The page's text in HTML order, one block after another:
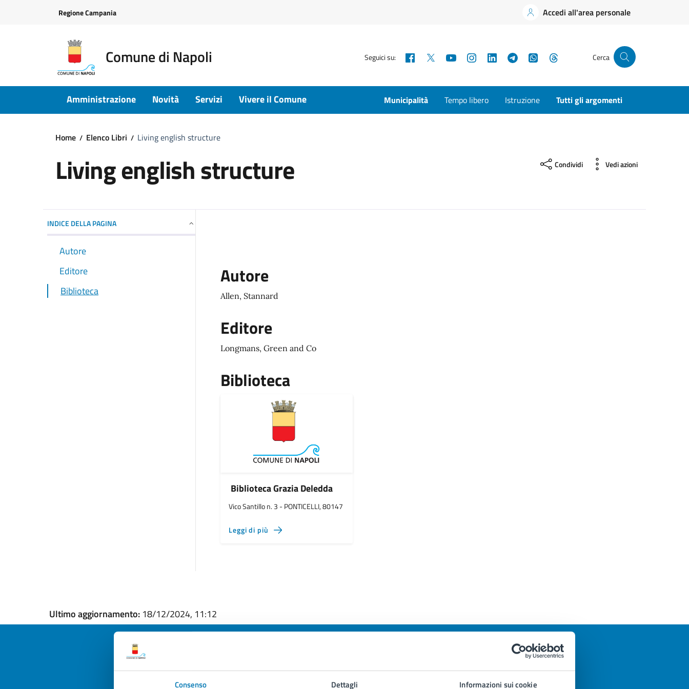
Consenso Dettagli Informazioni sui cookie
Regione Campania Accedi all'area personale
Comune di Napoli Seguici su: Facebook YouTubeInstagramLinkedInTelegramWhatsApp Cerca
Amministrazione Novità Servizi Vivere il Comune Municipalità Tempo libero Istruzione Tutti gli argomenti
Home Elenco Libri Living english structure
Living english structure Condividi Vedi azioni
INDICE DELLA PAGINA
Autore
Editore
Biblioteca
Autore
Allen, Stannard
Editore
Longmans, Green and Co
Biblioteca
Biblioteca Grazia Deledda
Vico Santillo n. 3 - PONTICELLI, 80147
Leggi di più
Ultimo aggiornamento: 18/12/2024, 11:12